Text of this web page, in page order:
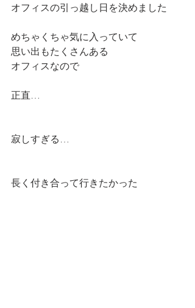
オフィスの引っ越し日を決めました
めちゃくちゃ気に入っていて
思い出もたくさんある
オフィスなので
正直…
寂しすぎる…
長く付き合って行きたかった